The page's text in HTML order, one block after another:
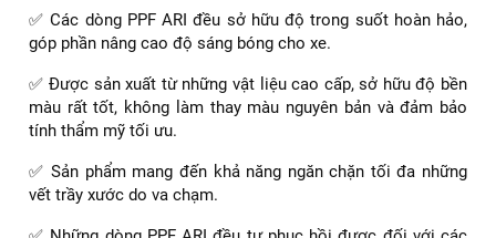
✅ Các dòng PPF ARI đều sở hữu độ trong suốt hoàn hảo,
góp phần nâng cao độ sáng bóng cho xe.
✅ Được sản xuất từ những vật liệu cao cấp, sở hữu độ bền
màu rất tốt, không làm thay màu nguyên bản và đảm bảo
tính thẩm mỹ tối ưu.
✅ Sản phẩm mang đến khả năng ngăn chặn tối đa những
vết trầy xước do va chạm.